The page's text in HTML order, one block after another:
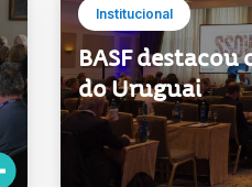
Institucional
BASF
do Uruguai